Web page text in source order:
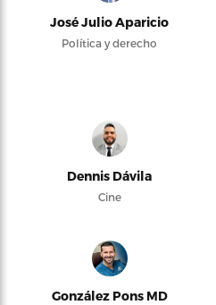
José Julio Aparicio
Política y derecho
Dennis Dávila
Cine
González Pons MD